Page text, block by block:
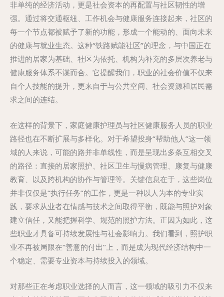
非单纯的经济活动，更是社会资本的再配置与社区韧性的增
强。通过将交通枢纽、工作机会与健康服务连接起来，社区的
每一个节点都被赋予了新的功能，形成一个能动的、面向未来
的健康与就业生态。这种“铁路赋能社区”的理念，与中国正在
推进的居家为基础、社区为依托、机构为补充的多层次养老与
健康服务体系不谋而合。它提醒我们，职业的社会价值不仅来
自个人技能的提升，更来自于与公共空间、社会资源和居民需
求之间的连结。
在这样的背景下，家庭健康护理员与社区健康服务人员的职业
路径也在不断扩展与多样化。对于希望投身“帮助他人”这一领
域的人来说，可能的路并非单线性，而是呈现出多条互相交叉
的路径：直接的居家照护、社区卫生与慢病管理、康复与健康
教育、以及跨机构的协作与管理等。关键信息在于，这些岗位
并非仅仅是“执行任务”的工作，更是一种以人为本的专业实
践，要求从业者在情感与技术之间取得平衡，既能与照护对象
建立信任，又能把握科学、规范的照护方法。正因为如此，这
些职业才具备可持续发展性与社会影响力。我们看到，照护职
业不再被局限在“善意的付出”上，而是成为现代经济结构中一
个稳定、需要专业资本与持续投入的领域。
对那些正在考虑职业选择的人而言，这一领域的吸引力不仅来